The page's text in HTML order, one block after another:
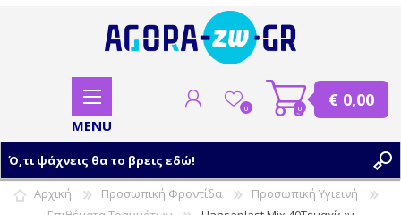
0 0 € 0,00
Αρχική Προσωπική Φροντίδα
Προσωπική Υγιεινή